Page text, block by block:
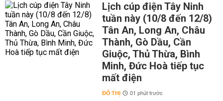
Lịch cúp điện Tây Ninh
tuần này (10/8 đến 12/8)
Tân An, Long An, Châu
Thành, Gò Dầu, Cần
Giuộc, Thủ Thừa, Bình
Minh, Đức Hoà tiếp tục
mất điện
ĐÔ THỊ 01 phút trước